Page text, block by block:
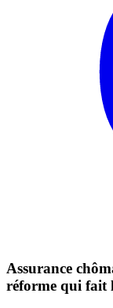
Assurance
réforme qui fait